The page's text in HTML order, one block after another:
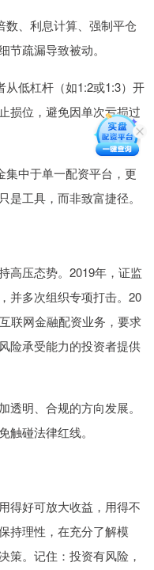
数、利息计算、强制平仓
疏漏导致被动。
低杠杆（如1:2或1:3）开
损位，避免因单次亏损过
集中于单一配资平台，更
工具，而非致富捷径。
高压态势。2019年，证监
并多次组织专项打击。20
联网金融配资业务，要求
险承受能力的投资者提供
明、合规的方向发展。
碰法律红线。
得好可放大收益，用得不
持理性，在充分了解模
策。记住：投资有风险，